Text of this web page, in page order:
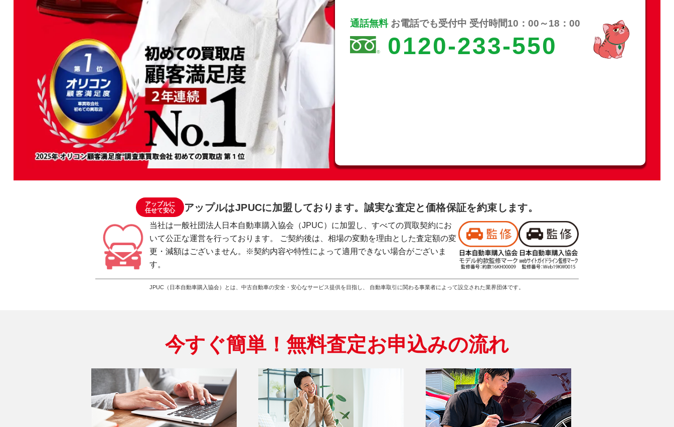
通話無料お電話でも受付中 受付時間10：00～18：00
0120-233-550
アップルに
任せて安心
アップルはJPUCに加盟しております。誠実な査定と価格保証を約束します。
当社は一般社団法人日本自動車購入協会（JPUC）に加盟し、すべての買取契約にお
いて公正な運営を行っております。 ご契約後は、相場の変動を理由とした査定額の変
更・減額はございません。※契約内容や特性によって適用できない場合がございま
す。
JPUC（日本自動車購入協会）とは、中古自動車の安全・安心なサービス提供を目指し、 自動車取引に関わる事業者によって設立された業界団体です。
今すぐ簡単！ 無料査定お申込みの流れ